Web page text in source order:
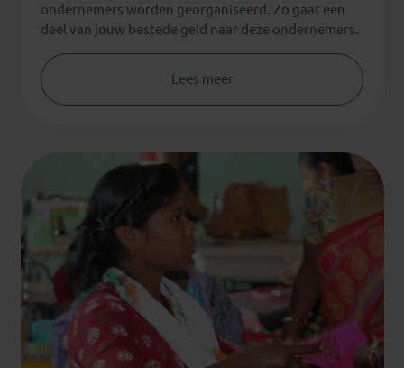
ondernemers worden georganiseerd. Zo gaat een
deel van jouw bestede geld naar deze ondernemers.
Lees meer